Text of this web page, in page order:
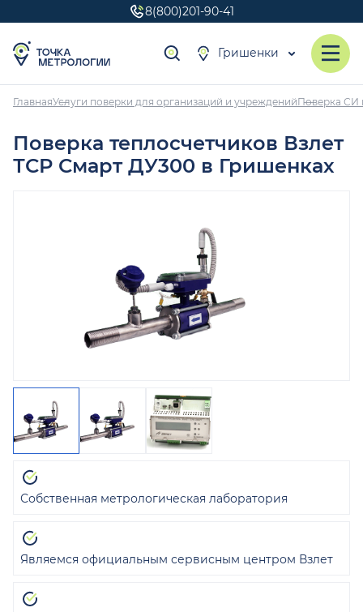
8(800)201-90-41
Гришенки
ГлавнаяУслуги поверки для организаций и учрежденийПоверка СИ
Поверка теплосчетчиков Взлет
ТСР Смарт ДУ300 в Гришенках
Собственная метрологическая лаборатория
Являемся официальным сервисным центром Взлет